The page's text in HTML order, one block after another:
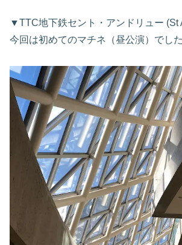
▼TTC地下鉄セント・アンドリュー (St
今回は初めてのマチネ（昼公演）でした